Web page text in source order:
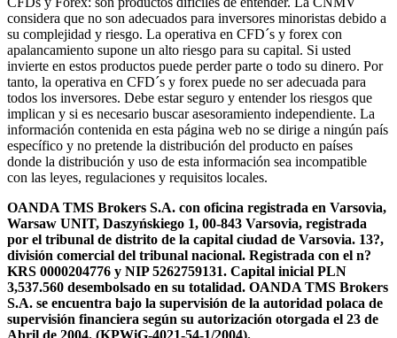
considera que no son adecuados para inversores minoristas debido a
su complejidad y riesgo. La operativa en CFD´s y forex con
apalancamiento supone un alto riesgo para su capital. Si usted
invierte en estos productos puede perder parte o todo su dinero. Por
tanto, la operativa en CFD´s y forex puede no ser adecuada para
todos los inversores. Debe estar seguro y entender los riesgos que
implican y si es necesario buscar asesoramiento independiente. La
información contenida en esta página web no se dirige a ningún país
específico y no pretende la distribución del producto en países
donde la distribución y uso de esta información sea incompatible
con las leyes, regulaciones y requisitos locales.
OANDA TMS Brokers S.A. con oficina registrada en Varsovia,
Warsaw UNIT, Daszyńskiego 1, 00-843 Varsovia, registrada
por el tribunal de distrito de la capital ciudad de Varsovia. 13?,
división comercial del tribunal nacional. Registrada con el n?
KRS 0000204776 y NIP 5262759131. Capital inicial PLN
3,537.560 desembolsado en su totalidad. OANDA TMS Brokers
S.A. se encuentra bajo la supervisión de la autoridad polaca de
supervisión financiera según su autorización otorgada el 23 de